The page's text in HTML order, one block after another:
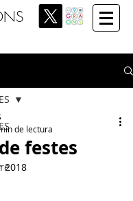
festes
de lectura
2018